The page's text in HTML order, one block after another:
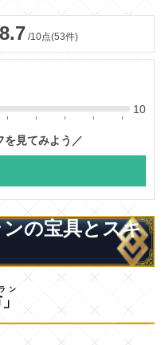
の宝具とスキ
ン